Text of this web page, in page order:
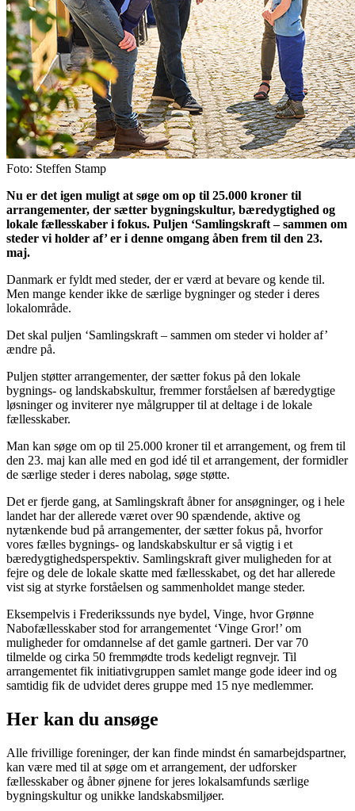
Foto: Steffen Stamp
Nu er det igen muligt at søge om op til 25.000 kroner til
arrangementer, der sætter bygningskultur, bæredygtighed og
lokale fællesskaber i fokus. Puljen ‘Samlingskraft – sammen om
steder vi holder af’ er i denne omgang åben frem til den 23.
maj.
Danmark er fyldt med steder, der er værd at bevare og kende til.
Men mange kender ikke de særlige bygninger og steder i deres
lokalområde.
Det skal puljen ‘Samlingskraft – sammen om steder vi holder af’
ændre på.
Puljen støtter arrangementer, der sætter fokus på den lokale
bygnings- og landskabskultur, fremmer forståelsen af bæredygtige
løsninger og inviterer nye målgrupper til at deltage i de lokale
fællesskaber.
Man kan søge om op til 25.000 kroner til et arrangement, og frem til
den 23. maj kan alle med en god idé til et arrangement, der formidler
de særlige steder i deres nabolag, søge støtte.
Det er fjerde gang, at Samlingskraft åbner for ansøgninger, og i hele
landet har der allerede været over 90 spændende, aktive og
nytænkende bud på arrangementer, der sætter fokus på, hvorfor
vores fælles bygnings- og landskabskultur er så vigtig i et
bæredygtighedsperspektiv. Samlingskraft giver muligheden for at
fejre og dele de lokale skatte med fællesskabet, og det har allerede
vist sig at styrke forståelsen og sammenholdet mange steder.
Eksempelvis i Frederikssunds nye bydel, Vinge, hvor Grønne
Nabofællesskaber stod for arrangementet ‘Vinge Gror!’ om
muligheder for omdannelse af det gamle gartneri. Der var 70
tilmelde og cirka 50 fremmødte trods kedeligt regnvejr. Til
arrangementet fik initiativgruppen samlet mange gode ideer ind og
samtidig fik de udvidet deres gruppe med 15 nye medlemmer.
Her kan du ansøge
Alle frivillige foreninger, der kan finde mindst én samarbejdspartner,
kan være med til at søge om et arrangement, der udforsker
fællesskaber og åbner øjnene for jeres lokalsamfunds særlige
bygningskultur og unikke landskabsmiljøer.